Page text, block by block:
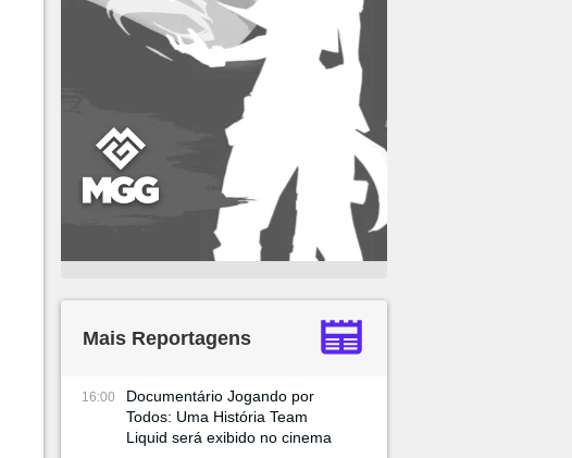
Mais Reportagens
16:00
Documentário Jogando por
Todos: Uma História Team
Liquid será exibido no cinema